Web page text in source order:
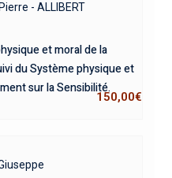
- ALLIBERT
et moral de la
du Système physique et
sur la Sensibilité.
150,00€